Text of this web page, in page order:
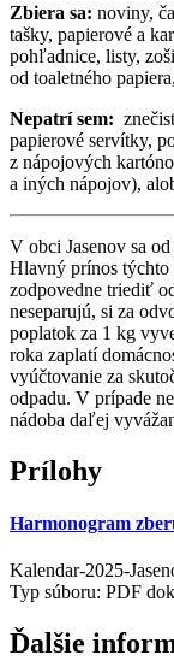
Zbiera sa: noviny,
tašky, papierové a
pohľadnice, listy,
od toaletného
Nepatrí sem:
papierové servítky,
z nápojových
a iných nápojov),
V obci Jasenov sa
Hlavný prínos týchto
zodpovedne triediť
neseparujú, si za
poplatok za 1 kg
roka zaplatí
vyúčtovanie za
odpadu. V prípade
nádoba daľej
Prílohy
Harmonogram
Kalendar-2025-
Typ súboru: PDF
Ďalšie